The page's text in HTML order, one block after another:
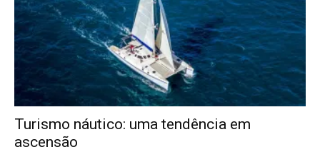
Turismo náutico: uma tendência em
ascensão